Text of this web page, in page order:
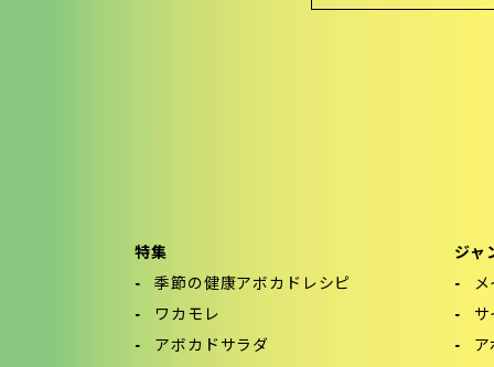
特集
季節の健康アボカドレシピ
ワカモレ
アボカドサラダ
ジャ
ア